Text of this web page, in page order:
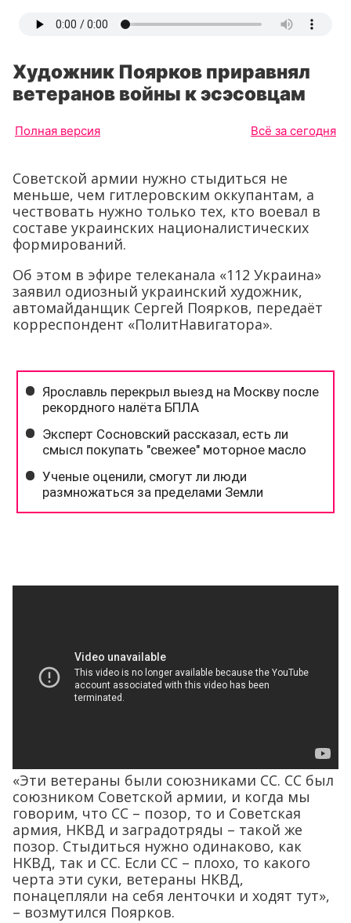
Художник Поярков приравнял
ветеранов войны к эсэсовцам
Полная версия Всё за сегодня
Советской армии нужно стыдиться не
меньше, чем гитлеровским оккупантам, а
чествовать нужно только тех, кто воевал в
составе украинских националистических
формирований.
Об этом в эфире телеканала «112 Украина»
заявил одиозный украинский художник,
автомайданщик Сергей Поярков, передаёт
корреспондент «ПолитНавигатора».
«Эти ветераны были союзниками СС. СС был
союзником Советской армии, и когда мы
говорим, что СС – позор, то и Советская
армия, НКВД и заградотряды – такой же
позор. Стыдиться нужно одинаково, как
НКВД, так и СС. Если СС – плохо, то какого
черта эти суки, ветераны НКВД,
понацепляли на себя ленточки и ходят тут»,
– возмутился Поярков.